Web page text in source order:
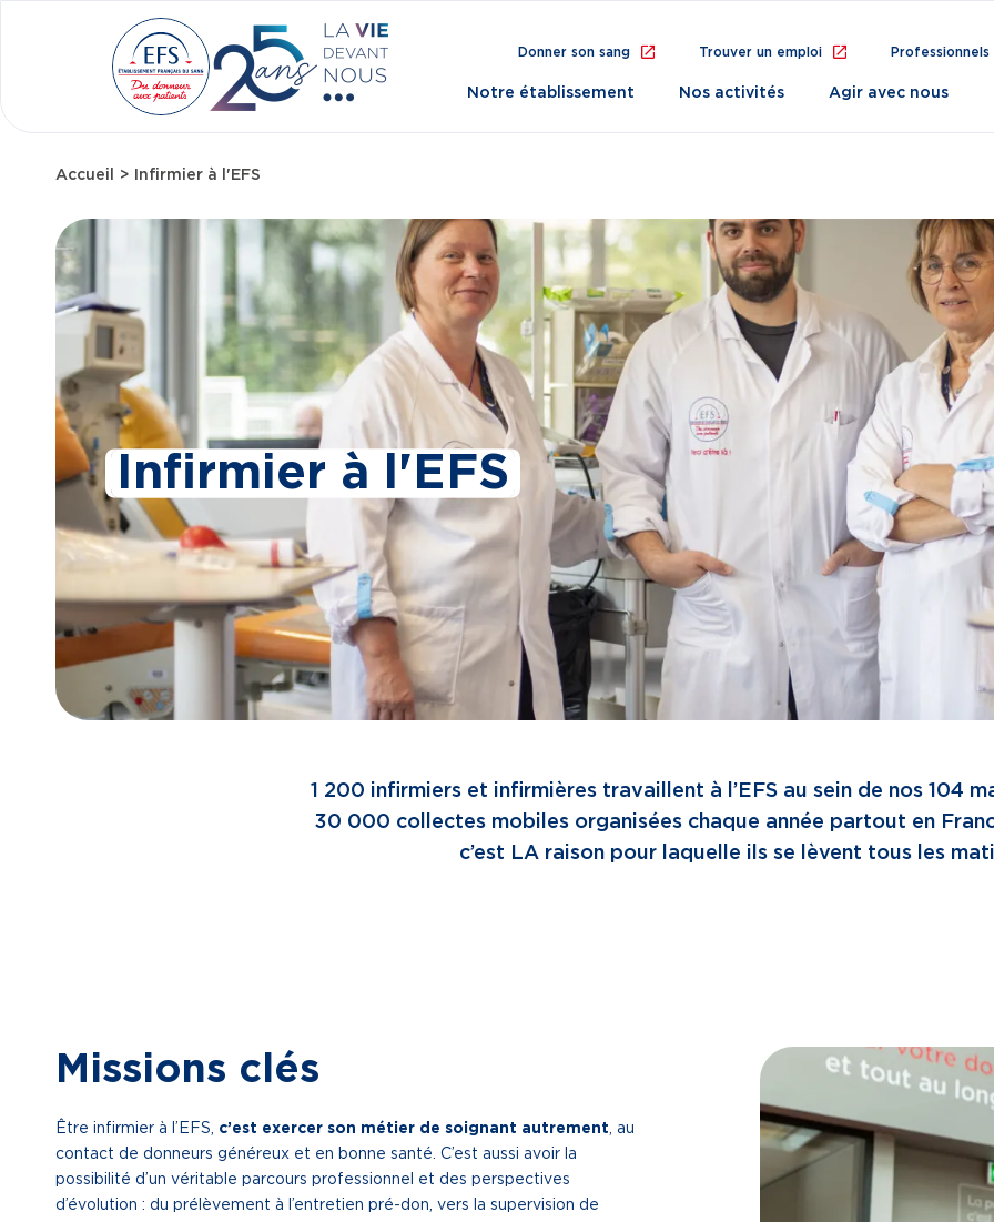
Donner son sang Trouver un emploi Professionnels
Notre établissement Nos activités Agir avec nous
Fil d'Ariane
Accueil Infirmier à l'EFS
Infirmier à l'EFS
1 200 infirmiers et infirmières travaillent à l’EFS au sein de nos 104
30 000 collectes mobiles organisées chaque année partout en
c’est LA raison pour laquelle ils se lèvent tous les
Missions clés
Être infirmier à l’EFS, c’est exercer son métier de soignant autrement, au
contact de donneurs généreux et en bonne santé. C’est aussi avoir la
possibilité d’un véritable parcours professionnel et des perspectives
d’évolution : du prélèvement à l’entretien pré-don, vers la supervision de